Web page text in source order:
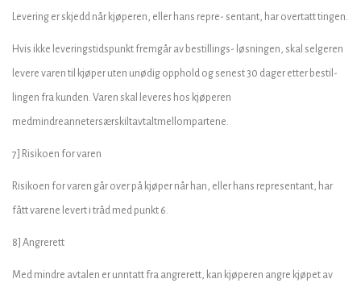
Levering er skjedd når kjøperen, eller hans repre- sentant, har overtatt tingen.
Hvis ikke leveringstidspunkt fremgår av bestillings- løsningen, skal selgeren
levere varen til kjøper uten unødig opphold og senest 30 dager etter bestil-
lingen fra kunden. Varen skal leveres hos kjøperen
medmindreannetersærskiltavtaltmellompartene.
7] Risikoen for varen
Risikoen for varen går over på kjøper når han, eller hans representant, har
fått varene levert i tråd med punkt 6.
8] Angrerett
Med mindre avtalen er unntatt fra angrerett, kan kjøperen angre kjøpet av